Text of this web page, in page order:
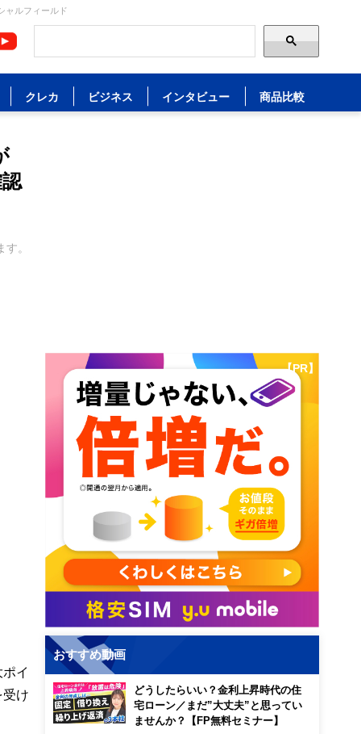
ャルフィールド
クレカ ビジネス インタビュー 商品比較
。
イ
受け
【PR】
おすすめ動画
どうしたらいい？金利上昇時代の住
宅ローン／まだ”大丈夫”と思ってい
ませんか？【FP無料セミナー】